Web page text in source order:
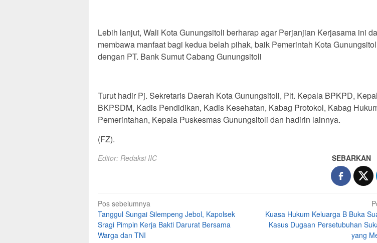
Lebih lanjut, Wali Kota Gunungsitoli berharap agar Perjanjian Kerjasama ini
membawa manfaat bagi kedua belah pihak, baik Pemerintah Kota
dengan PT. Bank Sumut Cabang Gunungsitoli
Turut hadir Pj. Sekretaris Daerah Kota Gunungsitoli, Plt. Kepala BPKPD,
BKPSDM, Kadis Pendidikan, Kadis Kesehatan, Kabag Protokol, Kabag
Pemerintahan, Kepala Puskesmas Gunungsitoli dan hadirin lainnya.
(FZ).
Editor: Redaksi IIC SEBARKAN
Navigasi
pos
Pos sebelumnya
Tanggul Sungai Silempeng Jebol, Kapolsek
Sragi Pimpin Kerja Bakti Darurat Bersama
Warga dan TNI
Kuasa Hukum Keluarga B Buka
Kasus Dugaan Persetubuhan
yang